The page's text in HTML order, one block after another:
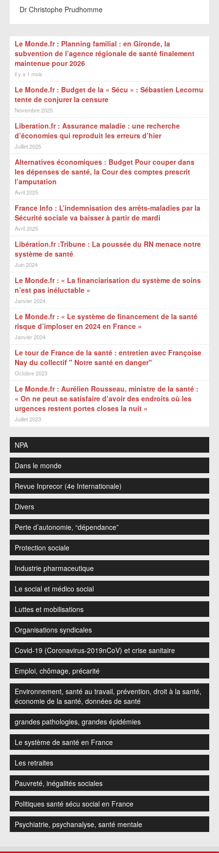
Dr Christophe Prudhomme
Le Monde.fr : Planning familial : en Gironde, la
subvention de l’agence régionale de santé finalement
maintenue pour 2026
il y a 1 mois
Le Monde.fr : Budget de la « Sécu » : Sébastien Lecornu
tente de conjurer la censure
Novembre 2025
Liberation.fr : Assurance maladie : une recherche
d’économies qui reproduit les erreurs d’hier
Juillet 2025
Alternatives économiques : Budget Pour couper dans
les dépenses de santé, la Cour des comptes prescrit
l’amputation
Avril 2025
France Info : L’indemnisation des arrêts-maladies par la
Sécurité sociale va baisser à partir de mardi
Avril 2025
Libération.fr :Tribune : La poussée du RN menace notre
système de santé
Juin 2024
Le Monde.fr : « La financiarisation du système de soins
n’est pas inéluctable »
Janvier 2024
Le Monde.fr : « Le système de financement de la santé
risque d’imploser en 2024 en France »
Janvier 2024
Le tour de France de la santé : entretien avec Françoise
Nay du collectif " Notre santé en danger"
Octobre 2023
Le Monde.fr : Aurélien Rousseau, ministre de la santé :
« On ne peut se satisfaire d’avoir des endroits où les
urgences restent portes closes la nuit »
Juillet 2023
NPA
Dans le monde
Revue Inprecor (4e Internationale)
Divers
Perte d’autonomie, “dépendance”
Protection sociale
Industrie pharmaceutique
Le social et médico social
Luttes et mobilisations
Organisations syndicales
Covid-19 (Coronavirus-2019nCoV) et crise sanitaire
Emploi, chômage, précarité
Environnement, santé au travail, prévention, droit à la santé,
économie de la santé, données de santé
grandes pathologies, grandes épidémies
Le système de santé en France
Les retraites
Pauvreté, inégalités sociales
Politiques santé sécu social en France
Psychiatrie, psychanalyse, santé mentale